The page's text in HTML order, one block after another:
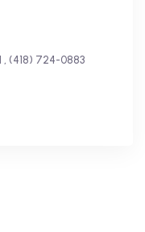
(418) 724-0883